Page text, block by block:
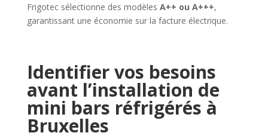
Frigotec sélectionne des modèles A++ ou A+++,
garantissant une économie sur la facture électrique.
Identifier vos besoins
avant l’installation de
mini bars réfrigérés à
Bruxelles